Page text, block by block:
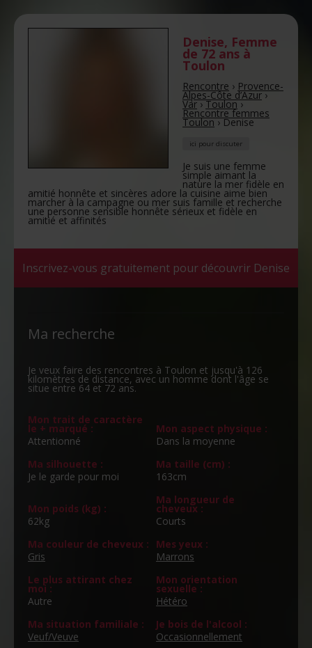
Denise, Femme
de 72 ans à
Toulon
Rencontre › Provence-
Alpes-Côte d’Azur›
Var›Toulon›
Rencontre femmes
Toulon›Denise
ici pour discuter
Je suis une femme
simple aimant la
nature la mer fidèle en
amitié honnête et sincères adore la cuisine aime bien
marcher à la campagne ou mer suis famille et recherche
une personne sensible honnête sérieux et fidèle en
amitié et affinités
Inscrivez-vous gratuitement pour découvrir Denise
Ma recherche
Je veux faire des rencontres à Toulon et jusqu'à 126
kilomètres de distance, avec un homme dont l'âge se
situe entre 64 et 72 ans.
Mon trait de caractère
le + marqué :
Attentionné
Mon aspect physique :
Dans la moyenne
Ma silhouette :
Je le garde pour moi
Ma taille (cm) :
163cm
Mon poids (kg) :
62kg
Ma longueur de
cheveux :
Courts
Ma couleur de cheveux :
Gris
Mes yeux :
Marrons
Le plus attirant chez
moi :
Autre
Mon orientation
sexuelle :
Hétéro
Ma situation familiale :
Veuf/Veuve
Je bois de l'alcool :
Occasionnellement